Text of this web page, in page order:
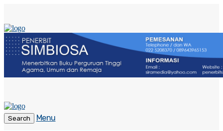
Search
Menu